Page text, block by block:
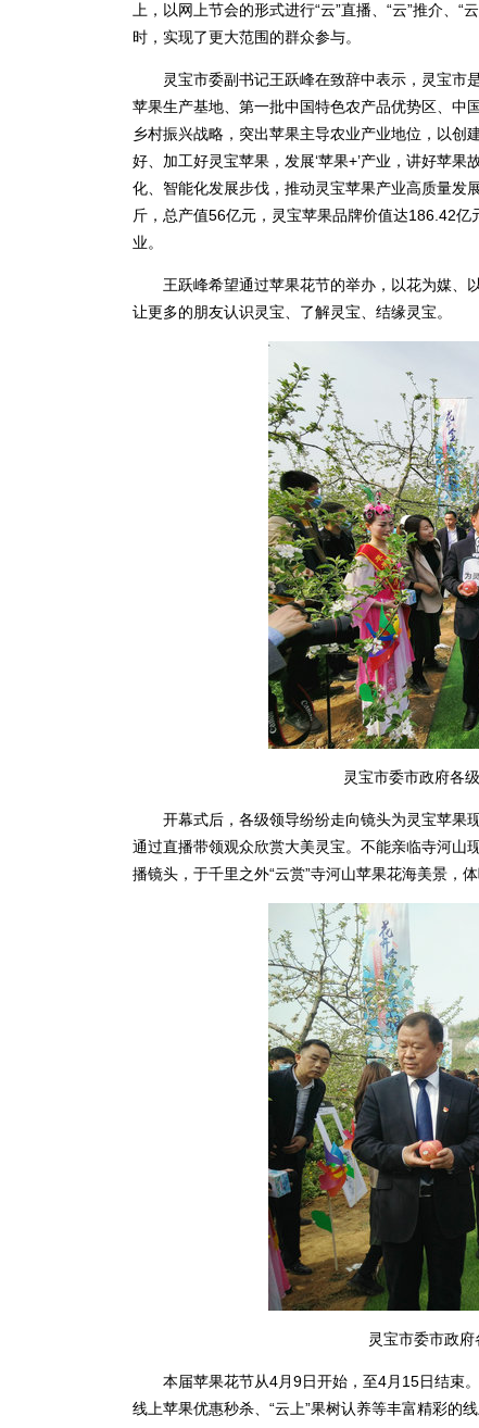
上，以网上节会的形式进行“云”直播、“云”推介、“
时，实现了更大范围的群众参与。
灵宝市委副书记王跃峰在致辞中表示，灵宝市
苹果生产基地、第一批中国特色农产品优势区、中
乡村振兴战略，突出苹果主导农业产业地位，以创
好、加工好灵宝苹果，发展‘苹果+’产业，讲好苹
化、智能化发展步伐，推动灵宝苹果产业高质量发
斤，总产值56亿元，灵宝苹果品牌价值达186.42
业。
王跃峰希望通过苹果花节的举办，以花为媒、以
让更多的朋友认识灵宝、了解灵宝、结缘灵宝。
灵宝市委市政府各
开幕式后，各级领导纷纷走向镜头为灵宝苹果现
通过直播带领观众欣赏大美灵宝。不能亲临寺河山
播镜头，于千里之外“云赏”寺河山苹果花海美景，体
灵宝市委市政
本届苹果花节从4月9日开始，至4月15日结束。
线上苹果优惠秒杀、“云上”果树认养等丰富精彩的